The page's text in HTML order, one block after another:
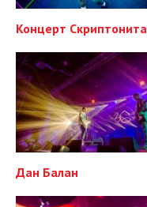
Концерт Скриптонита
Дан Балан